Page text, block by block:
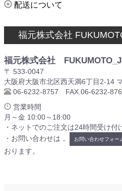
配送について
福元株式会社
福元株式会社
〒 533-0047
大阪府大阪市北区西天満6丁目2-14
06-6232-8757 FAX.06-6232-
営業時間
月～金 10:00～18:00
・ネットでのご注文は24時間受け付
・お問い合わせは，
お問い合わせフォー
おります。